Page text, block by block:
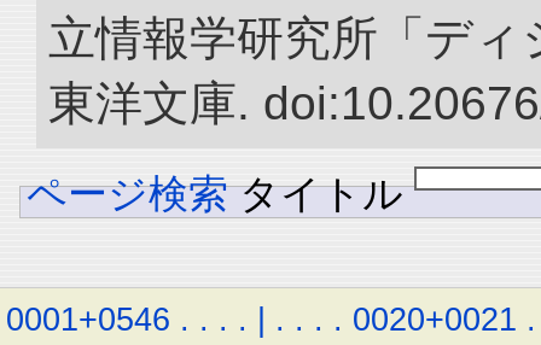
立情報学研究所「デ
東洋文庫.
ページ検索 タイトル
0001+0546 . . . . | . . . . 0020+0021 .